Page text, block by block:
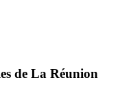
de La Réunion